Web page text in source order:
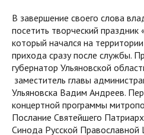
В завершение своего слова
посетить творческий
который начался на
прихода сразу после службы.
губернатор Ульяновской
заместитель главы
Ульяновска Вадим Андреев.
концертной программы
Послание Святейшего
Синода Русской Православной